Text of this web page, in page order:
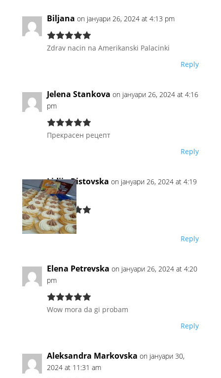
Biljana on јануари 26, 2024 at 4:13 pm
Zdrav nacin na Amerikanski Palacinki
Reply
Jelena Stankova on јануари 26, 2024 at 4:16
pm
Прекрасен рецепт
Reply
Lidija Ristovska on јануари 26, 2024 at 4:19
pm
Bravo
Reply
Elena Petrevska on јануари 26, 2024 at 4:20
pm
Wow mora da gi probam
Reply
Aleksandra Markovska on јануари 30,
2024 at 11:31 am